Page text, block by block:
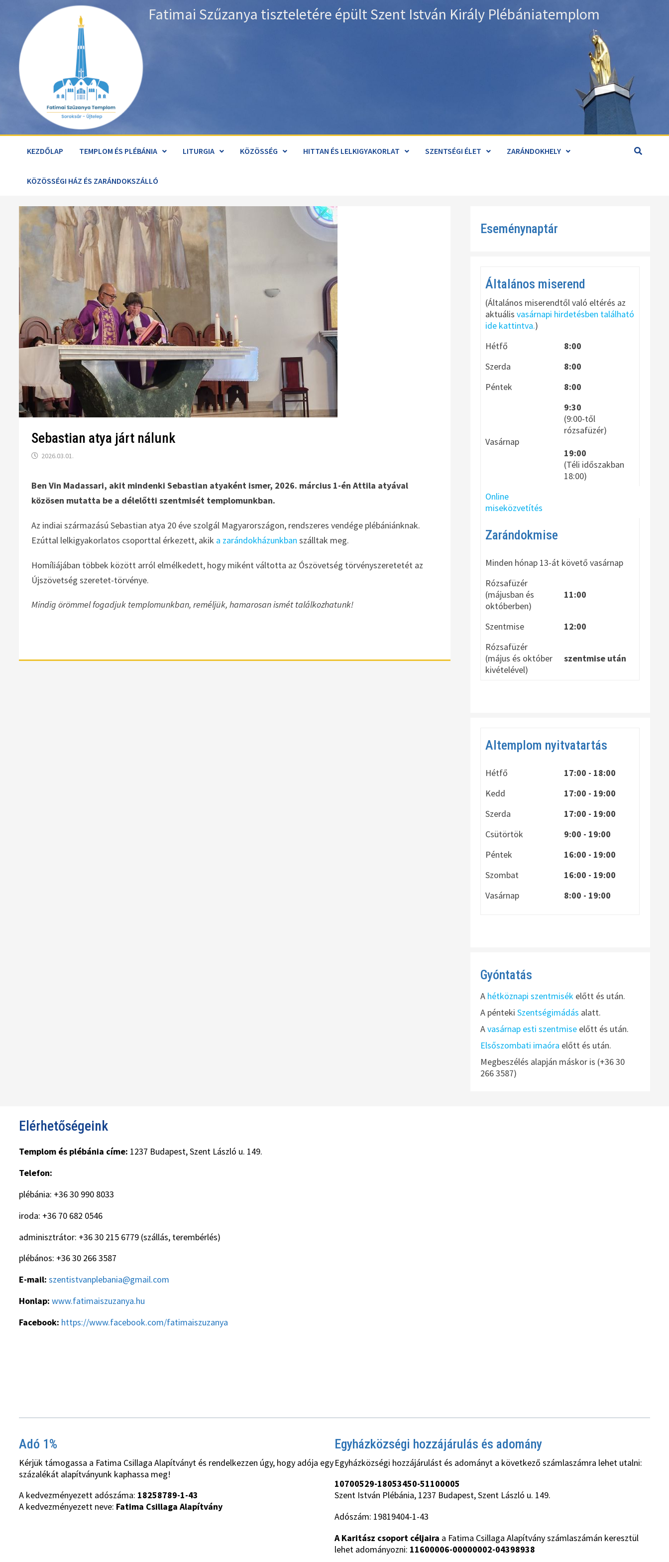
Fatimai Szűzanya tiszteletére épült Szent István Király Plébániatemplom
KEZDŐLAP TEMPLOM ÉS PLÉBÁNIA LITURGIA KÖZÖSSÉG HITTAN ÉS LELKIGYAKORLAT SZENTSÉGI ÉLET ZARÁNDOKHELY
KÖZÖSSÉGI HÁZ ÉS ZARÁNDOKSZÁLLÓ
Sebastian atya járt nálunk
2026.03.01.
Ben Vin Madassari, akit mindenki Sebastian atyaként ismer, 2026. március 1-én Attila atyával
közösen mutatta be a délelőtti szentmisét templomunkban.
Az indiai származású Sebastian atya 20 éve szolgál Magyarországon, rendszeres vendége plébániánknak.
Ezúttal lelkigyakorlatos csoporttal érkezett, akik a zarándokházunkban szálltak meg.
Homíliájában többek között arról elmélkedett, hogy miként váltotta az Ószövetség törvényszeretetét az
Újszövetség szeretet-törvénye.
Mindig örömmel fogadjuk templomunkban, reméljük, hamarosan ismét találkozhatunk!
Eseménynaptár
Általános miserend
(Általános miserendtől való eltérés az
aktuálisvasárnapi hirdetésben található
ide kattintva.)
Hétfő
8:00
Szerda
8:00
Péntek
8:00
Vasárnap
9:30
(9:00-től
rózsafüzér)
19:00
(Téli időszakban
18:00)
Online
miseközvetítés
Zarándokmise
Minden hónap 13-át követő vasárnap
Rózsafüzér
(májusban és
októberben)
11:00
Szentmise
12:00
Rózsafüzér
(május és október
kivételével)
szentmise után
Altemplom nyitvatartás
Hétfő
17:00 - 18:00
Kedd
17:00 - 19:00
Szerda
17:00 - 19:00
Csütörtök
9:00 - 19:00
Péntek
16:00 - 19:00
Szombat
16:00 - 19:00
Vasárnap
8:00 - 19:00
Gyóntatás
A hétköznapi szentmisék előtt és után.
A péntekiSzentségimádás alatt.
Avasárnap esti szentmise előtt és után.
Elsőszombati imaóra előtt és után.
Megbeszélés alapján máskor is (+36 30
266 3587)
Elérhetőségeink
Templom és plébánia címe: 1237 Budapest, Szent László u. 149.
Telefon:
plébánia: +36 30 990 8033
iroda: +36 70 682 0546
adminisztrátor: +36 30 215 6779 (szállás, terembérlés)
plébános: +36 30 266 3587
E-mail:szentistvanplebania@gmail.com
Honlap: www.fatimaiszuzanya.hu
Facebook: https://www.facebook.com/fatimaiszuzanya
Adó 1%
Kérjük támogassa a Fatima Csillaga Alapítványt és rendelkezzen úgy, hogy adója egy
százalékát alapítványunk kaphassa meg!
A kedvezményezett adószáma: 18258789-1-43
A kedvezményezett neve: Fatima Csillaga Alapítvány
Egyházközségi hozzájárulás és adomány
Egyházközségi hozzájárulást és adományt a következő számlaszámra lehet utalni:
10700529-18053450-51100005
Szent István Plébánia, 1237 Budapest, Szent László u. 149.
Adószám: 19819404-1-43
A Karitász csoport céljaira a Fatima Csillaga Alapítvány számlaszámán keresztül
lehet adományozni: 11600006-00000002-04398938